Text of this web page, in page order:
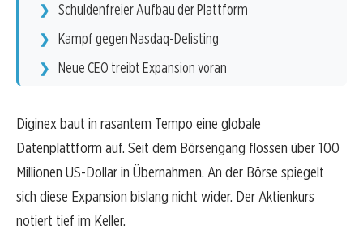
Schuldenfreier Aufbau der Plattform
Kampf gegen Nasdaq-Delisting
Neue CEO treibt Expansion voran
Diginex baut in rasantem Tempo eine globale
Datenplattform auf. Seit dem Börsengang flossen über 100
Millionen US-Dollar in Übernahmen. An der Börse spiegelt
sich diese Expansion bislang nicht wider. Der Aktienkurs
notiert tief im Keller.